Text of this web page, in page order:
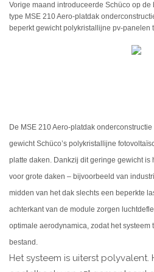
Vorige maand introduceerde Schüco op
type MSE 210 Aero-platdak
beperkt gewicht polykristallijne pv-panelen
De MSE 210 Aero-platdak
gewicht Schüco’s polykristallijne
platte daken. Dankzij dit geringe gewicht is
voor grote daken – bijvoorbeeld van
midden van het dak slechts een beperkte
achterkant van de module zorgen
optimale aerodynamica, zodat het
bestand.
Het systeem is uiterst polyvalent.